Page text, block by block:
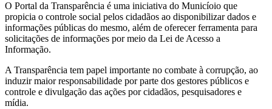
O Portal da Transparência é uma iniciativa do Municíoio que
propicia o controle social pelos cidadãos ao disponibilizar dados e
informações públicas do mesmo, além de oferecer ferramenta para
solicitações de informações por meio da Lei de Acesso a
Informação.
A Transparência tem papel importante no combate à corrupção, ao
induzir maior responsabilidade por parte dos gestores públicos e
controle e divulgação das ações por cidadãos, pesquisadores e
mídia.